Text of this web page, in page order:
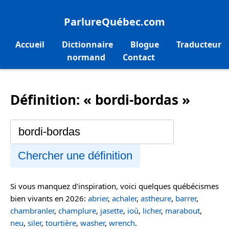
ParlureQuébec.com
Accueil Dictionnaire Blogue
Traducteur
normand
Contact
Définition: « bordi-bordas »
Chercher une définition
Si vous manquez d'inspiration, voici quelques québécismes
bien vivants en 2026: abrier, achaler, astheure, barrer,
chambranler, champlure, jasette, ioù, licher, marabout,
neu, siler, tourtière, washer, wrench.